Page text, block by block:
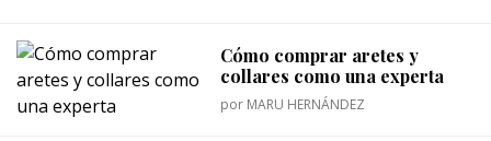
Cómo comprar aretes y
collares como una experta
por MARU HERNÁNDEZ